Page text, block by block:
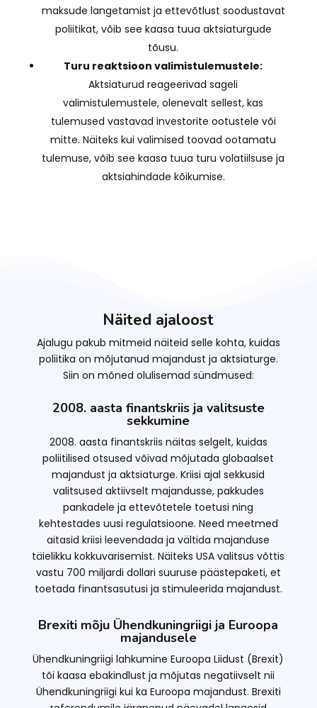
maksude langetamist ja ettevõtlust soodustavat
poliitikat, võib see kaasa tuua aktsiaturgude
tõusu.
Turu reaktsioon valimistulemustele:
Aktsiaturud reageerivad sageli
valimistulemustele, olenevalt sellest, kas
tulemused vastavad investorite ootustele või
mitte. Näiteks kui valimised toovad ootamatu
tulemuse, võib see kaasa tuua turu volatiilsuse ja
aktsiahindade kõikumise.
Näited ajaloost
Ajalugu pakub mitmeid näiteid selle kohta, kuidas
poliitika on mõjutanud majandust ja aktsiaturge.
Siin on mõned olulisemad sündmused:
2008. aasta finantskriis ja valitsuste
sekkumine
2008. aasta finantskriis näitas selgelt, kuidas
poliitilised otsused võivad mõjutada globaalset
majandust ja aktsiaturge. Kriisi ajal sekkusid
valitsused aktiivselt majandusse, pakkudes
pankadele ja ettevõtetele toetusi ning
kehtestades uusi regulatsioone. Need meetmed
aitasid kriisi leevendada ja vältida majanduse
täielikku kokkuvarisemist. Näiteks USA valitsus võttis
vastu 700 miljardi dollari suuruse päästepaketi, et
toetada finantsasutusi ja stimuleerida majandust.
Brexiti mõju Ühendkuningriigi ja Euroopa
majandusele
Ühendkuningriigi lahkumine Euroopa Liidust (Brexit)
tõi kaasa ebakindlust ja mõjutas negatiivselt nii
Ühendkuningriigi kui ka Euroopa majandust. Brexiti